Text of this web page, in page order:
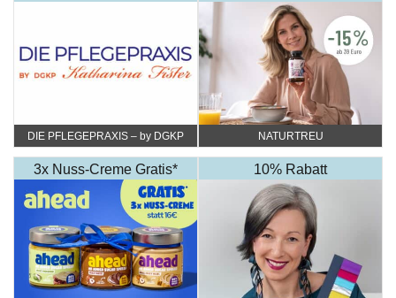
DIE PFLEGEPRAXIS – by DGKP
Katharina Fister
NATURTREU
3x Nuss-Creme Gratis* 10% Rabatt